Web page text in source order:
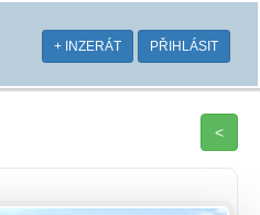
+ INZERÁT PŘIHLÁSIT
<